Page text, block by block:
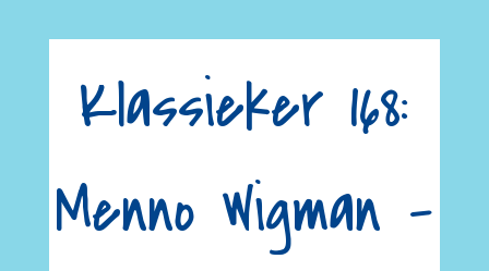
Klassieker 168:
Menno Wigman –